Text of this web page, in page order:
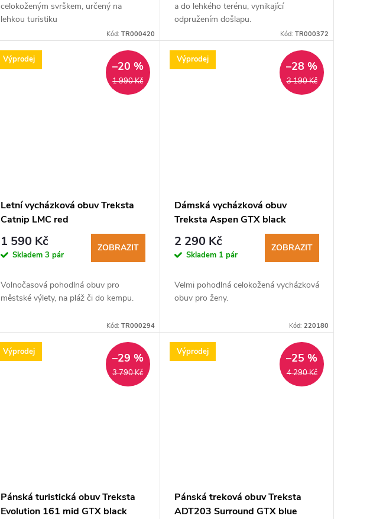
celokoženým svrškem, určený na
lehkou turistiku
Kód: TR000420
a do lehkého terénu, vynikající
odpružením došlapu.
Kód: TR000372
Výprodej
1 990 Kč
–20 %
Letní vycházková obuv Treksta
Catnip LMC red
1 590 Kč
Skladem 3 pár
ZOBRAZIT
Volnočasová pohodlná obuv pro
městské výlety, na pláž či do kempu.
Kód: TR000294
Výprodej
3 190 Kč
–28 %
Dámská vycházková obuv
Treksta Aspen GTX black
2 290 Kč
Skladem 1 pár
ZOBRAZIT
Velmi pohodlná celokožená vycházková
obuv pro ženy.
Kód: 220180
Výprodej
3 790 Kč
–29 %
Pánská turistická obuv Treksta
Evolution 161 mid GTX black
Výprodej
4 290 Kč
–25 %
Pánská treková obuv Treksta
ADT203 Surround GTX blue